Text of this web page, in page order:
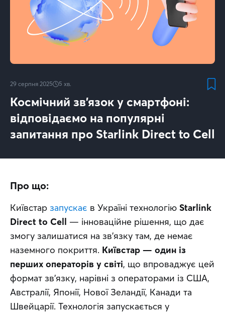
29 серпня 2025 5 хв.
Космічний зв’язок у смартфоні:
відповідаємо на популярні
запитання про Starlink Direct to Cell
Про що:
Київстар запускає в Україні технологію Starlink
Direct to Cell — інноваційне рішення, що дає
змогу залишатися на зв’язку там, де немає
наземного покриття. Київстар — один із
перших операторів у світі, що впроваджує цей
формат зв’язку, нарівні з операторами із США,
Австралії, Японії, Нової Зеландії, Канади та
Швейцарії. Технологія запускається у